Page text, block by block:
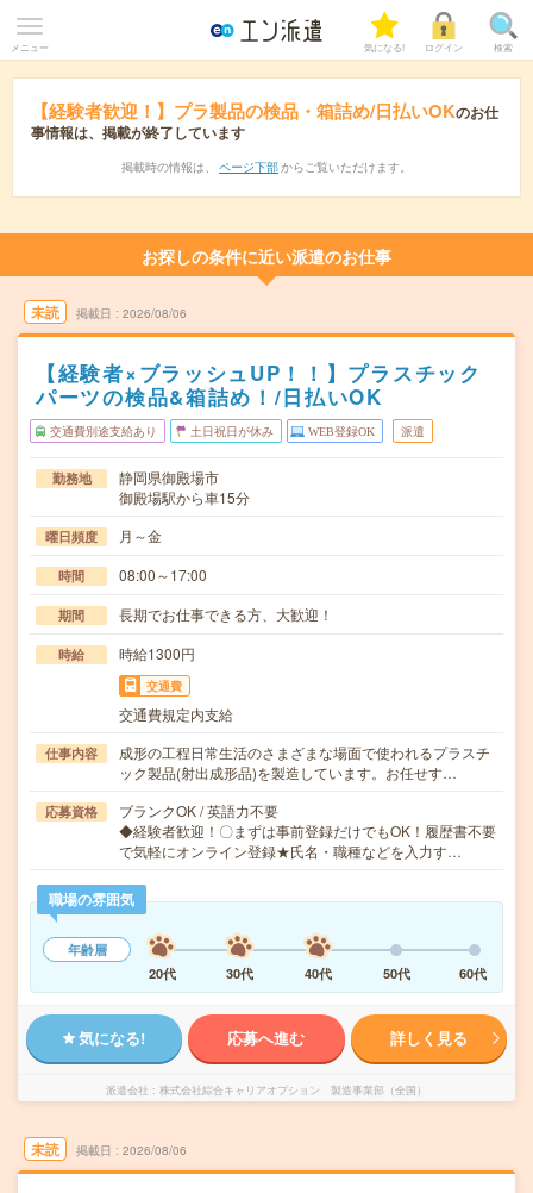
メニュー 気になる! ログイン 検索
【経験者歓迎！】プラ製品の検品・箱詰め/日払いOKのお仕
事情報は、掲載が終了しています
掲載時の情報は、 ページ下部 からご覧いただけます。
お探しの条件に近い派遣のお仕事
未読 掲載日 2026/08/06
【経験者×ブラッシュUP！！】プラスチック
パーツの検品&箱詰め！/日払いOK
交通費別途支給あり 土日祝日が休み WEB登録OK 派遣
勤務地
静岡県御殿場市
御殿場駅から車15分
曜日頻度 月～金
時間 08:00～17:00
期間 長期でお仕事できる方、大歓迎！
時給 時給1300円
交通費
交通費規定内支給
仕事内容
成形の工程日常生活のさまざまな場面で使われるプラスチ
ック製品(射出成形品)を製造しています。お任せす…
応募資格
ブランクOK / 英語力不要
◆経験者歓迎！〇まずは事前登録だけでもOK！履歴書不要
で気軽にオンライン登録★氏名・職種などを入力す…
職場の雰囲気
年齢層
20代
30代 40代 50代 60代
気になる! 応募へ進む 詳しく見る
派遣会社 株式会社綜合キャリアオプション 製造事業部（全国）
未読 掲載日 2026/08/06